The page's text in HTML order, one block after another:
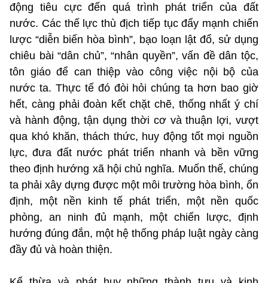
động tiêu cực đến quá trình phát triển của đất
nước. Các thế lực thù địch tiếp tục đẩy mạnh chiến
lược “diễn biến hòa bình”, bạo loạn lật đổ, sử dụng
chiêu bài “dân chủ”, “nhân quyền”, vấn đề dân tộc,
tôn giáo để can thiệp vào công việc nội bộ của
nước ta. Thực tế đó đòi hỏi chúng ta hơn bao giờ
hết, càng phải đoàn kết chặt chẽ, thống nhất ý chí
và hành động, tận dụng thời cơ và thuận lợi, vượt
qua khó khăn, thách thức, huy động tốt mọi nguồn
lực, đưa đất nước phát triển nhanh và bền vững
theo định hướng xã hội chủ nghĩa. Muốn thế, chúng
ta phải xây dựng được một môi trường hòa bình, ổn
định, một nền kinh tế phát triển, một nền quốc
phòng, an ninh đủ mạnh, một chiến lược, định
hướng đúng đắn, một hệ thống pháp luật ngày càng
đầy đủ và hoàn thiện.